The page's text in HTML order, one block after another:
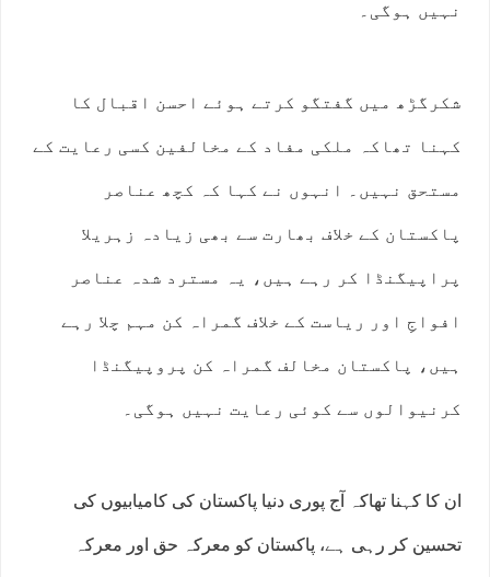
نہیں ہوگی۔
شکرگڑھ میں گفتگو کرتے ہوئے احسن اقبال کا
کہنا تھاکہ ملکی مفاد کے مخالفین کسی رعایت کے
مستحق نہیں۔ انہوں نے کہا کہ کچھ عناصر
پاکستان کے خلاف بھارت سے بھی زیادہ زہریلا
پراپیگنڈا کر رہے ہیں، یہ مسترد شدہ عناصر
افواجِ اور ریاست کے خلاف گمراہ کن مہم چلا رہے
ہیں، پاکستان مخالف گمراہ کن پروپیگنڈا
کرنیوالوں سے کوئی رعایت نہیں ہوگی۔
ان کا کہنا تھاکہ آج پوری دنیا پاکستان کی کامیابیوں کی
تحسین کر رہی ہے، پاکستان کو معرکہ حق اور معرکہ